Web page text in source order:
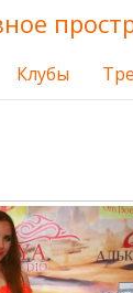
Клубы